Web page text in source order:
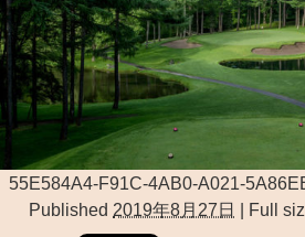
55E584A4-F91C-4AB0-A021-
Published 2019年8月27日 Full